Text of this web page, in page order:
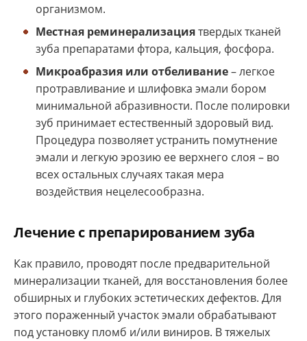
организмом.
Местная реминерализациятвердых тканей
зуба препаратами фтора, кальция, фосфора.
Микроабразия или отбеливание– легкое
протравливание и шлифовка эмали бором
минимальной абразивности. После полировки
зуб принимает естественный здоровый вид.
Процедура позволяет устранить помутнение
эмали и легкую эрозию ее верхнего слоя – во
всех остальных случаях такая мера
воздействия нецелесообразна.
Лечение с препарированием зуба
Как правило, проводят после предварительной
минерализации тканей, для восстановления более
обширных и глубоких эстетических дефектов. Для
этого пораженный участок эмали обрабатывают
под установку пломб и/или виниров. В тяжелых